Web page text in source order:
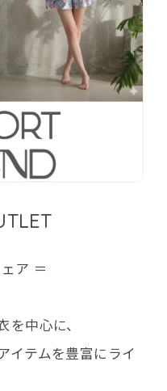
ア ＝
を中心に、
イテムを豊富にライ